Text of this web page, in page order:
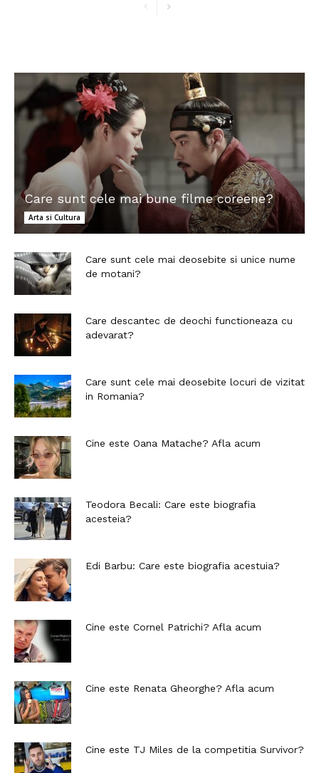
Care sunt cele mai bune filme coreene?
Arta si Cultura
Care sunt cele mai deosebite si unice nume
de motani?
Care descantec de deochi functioneaza cu
adevarat?
Care sunt cele mai deosebite locuri de vizitat
in Romania?
Cine este Oana Matache? Afla acum
Teodora Becali: Care este biografia
acesteia?
Edi Barbu: Care este biografia acestuia?
Cine este Cornel Patrichi? Afla acum
Cine este Renata Gheorghe? Afla acum
Cine este TJ Miles de la competitia Survivor?